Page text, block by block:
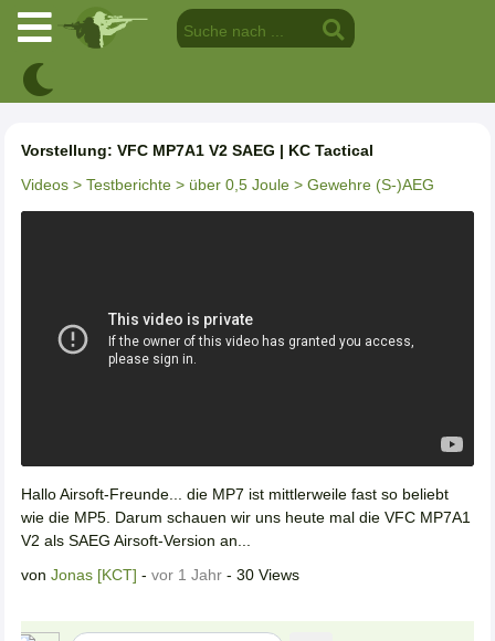
Vorstellung: VFC MP7A1 V2 SAEG | KC Tactical
Videos > Testberichte > über 0,5 Joule > Gewehre (S-)AEG
Hallo Airsoft-Freunde... die MP7 ist mittlerweile fast so beliebt
wie die MP5. Darum schauen wir uns heute mal die VFC MP7A1
V2 als SAEG Airsoft-Version an...
von Jonas [KCT] - vor 1 Jahr - 30 Views